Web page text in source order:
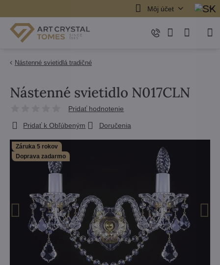
Môj účet
Nástenné svietidlá tradičné
Záruka 5 rokov
Doprava zadarmo
Nástenné svietidlo N017CLN
Pridať hodnotenie
Pridať k Obľúbeným Doručenia